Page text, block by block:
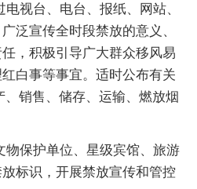
视台、电台、报纸、网站、
泛宣传全时段禁放的意义、
，积极引导广大群众移风易
白事等事宜。适时公布有关
销售、储存、运输、燃放烟
保护单位、星级宾馆、旅游
标识，开展禁放宣传和管控